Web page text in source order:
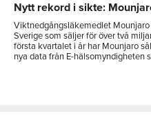
Nytt rekord i sikte:
Viktnedgångsläkemedlet
Sverige som säljer för över två
första kvartalet i år har Mounjaro
nya data från E-hälsomyndigheten